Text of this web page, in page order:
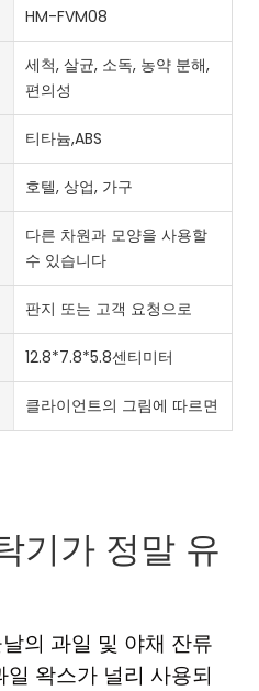
HM-FVM08
세척, 살균, 소독, 농약 분해,
편의성
티타늄,ABS
호텔, 상업, 가구
다른 차원과 모양을 사용할
수 있습니다
판지 또는 고객 요청으로
12.8*7.8*5.8센티미터
클라이언트의 그림에 따르면
기가 정말 유
의 과일 및 야채 잔류
왁스가 널리 사용되